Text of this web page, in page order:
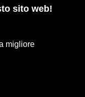
TAPPETI E
GROPPI